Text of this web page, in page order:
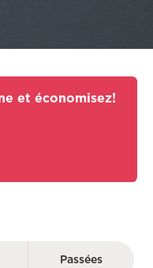
et économisez!
Passées